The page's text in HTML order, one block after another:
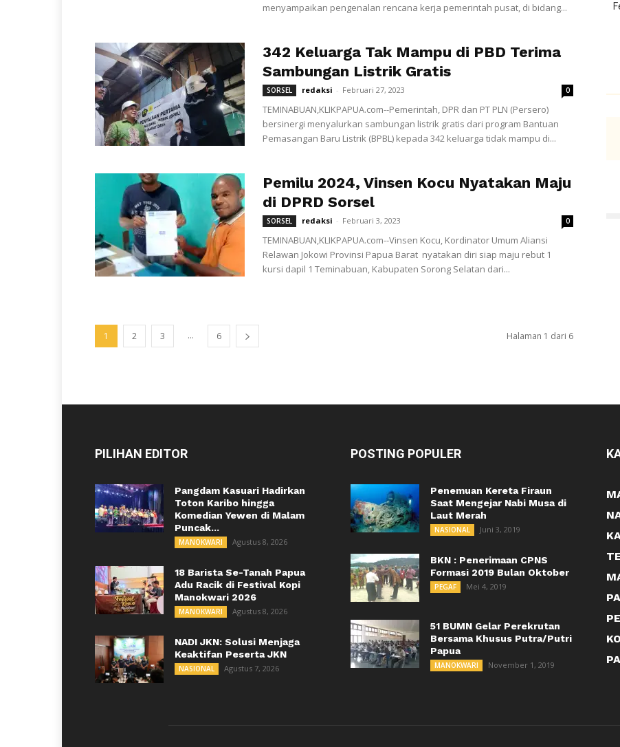
menyampaikan pengenalan rencana kerja pemerintah pusat, di bidang...
342 Keluarga Tak Mampu di PBD Terima
Sambungan Listrik Gratis
SORSEL redaksi - Februari 27, 2023 0
TEMINABUAN,KLIKPAPUA.com--Pemerintah, DPR dan PT PLN (Persero)
bersinergi menyalurkan sambungan listrik gratis dari program Bantuan
Pemasangan Baru Listrik (BPBL) kepada 342 keluarga tidak mampu di...
Pemilu 2024, Vinsen Kocu Nyatakan Maju
di DPRD Sorsel
SORSEL redaksi - Februari 3, 2023 0
TEMINABUAN,KLIKPAPUA.com--Vinsen Kocu, Kordinator Umum Aliansi
Relawan Jokowi Provinsi Papua Barat nyatakan diri siap maju rebut 1
kursi dapil 1 Teminabuan, Kabupaten Sorong Selatan dari...
1 2 3 ... 6 Halaman 1 dari 6
PILIHAN EDITOR
Pangdam Kasuari Hadirkan
Toton Karibo hingga
Komedian Yewen di Malam
Puncak...
MANOKWARI Agustus 8, 2026
18 Barista Se-Tanah Papua
Adu Racik di Festival Kopi
Manokwari 2026
MANOKWARI Agustus 8, 2026
NADI JKN: Solusi Menjaga
Keaktifan Peserta JKN
NASIONAL Agustus 7, 2026
POSTING POPULER
Penemuan Kereta Firaun
Saat Mengejar Nabi Musa di
Laut Merah
NASIONAL Juni 3, 2019
BKN : Penerimaan CPNS
Formasi 2019 Bulan Oktober
PEGAF Mei 4, 2019
51 BUMN Gelar Perekrutan
Bersama Khusus Putra/Putri
Papua
MANOKWARI November 1, 2019